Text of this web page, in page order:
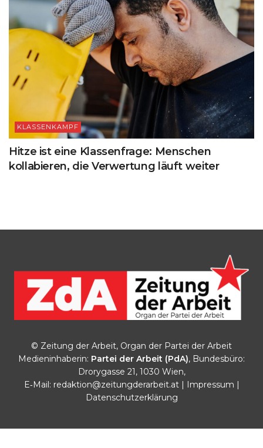
KLASSENKAMPF
Hitze ist eine Klassenfrage: Menschen
kollabieren, die Verwertung läuft weiter
© Zeitung der Arbeit, Organ der Partei der Arbeit
Medieninhaberin: Partei der Arbeit (PdA), Bundesbüro:
Drorygasse 21, 1030 Wien,
E‑Mail: redaktion@zeitungderarbeit.at| Impressum |
Datenschutzerklärung